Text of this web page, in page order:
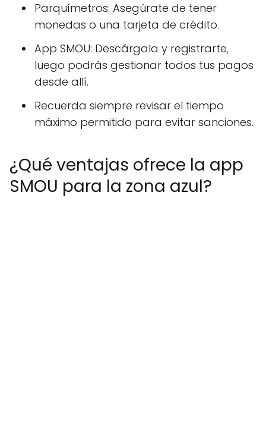
Parquímetros: Asegúrate de tener
monedas o una tarjeta de crédito.
App SMOU: Descárgala y registrarte,
luego podrás gestionar todos tus pagos
desde allí.
Recuerda siempre revisar el tiempo
máximo permitido para evitar sanciones.
¿Qué ventajas ofrece la app
SMOU para la zona azul?